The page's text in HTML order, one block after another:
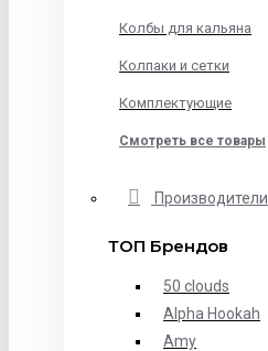
Колбы для кальяна
Колпаки и сетки
Комплектующие
Смотреть все товары
Производители
ТОП Брендов
50 clouds
Alpha Hookah
Amy